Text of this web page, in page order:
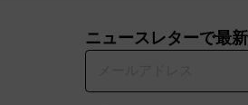
ニュースレターで最